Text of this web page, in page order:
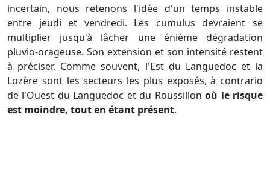
incertain, nous retenons l'idée d'un temps instable
entre jeudi et vendredi. Les cumulus devraient se
multiplier jusqu'à lâcher une énième dégradation
pluvio-orageuse. Son extension et son intensité restent
à préciser. Comme souvent, l'Est du Languedoc et la
Lozère sont les secteurs les plus exposés, à contrario
de l'Ouest du Languedoc et du Roussillonoù le risque
est moindre, tout en étant présent.